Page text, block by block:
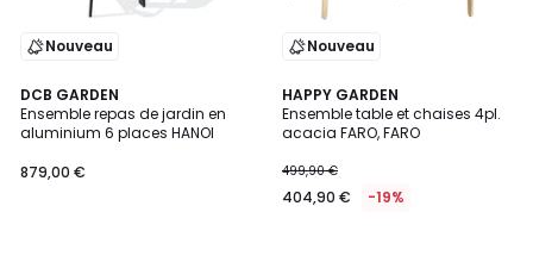
Nouveau
DCB GARDEN
Ensemble repas de jardin en
aluminium 6 places HANOI
879,00 €
Nouveau
HAPPY GARDEN
Ensemble table et chaises 4pl.
acacia FARO, FARO
499,90 €
404,90 € -19%